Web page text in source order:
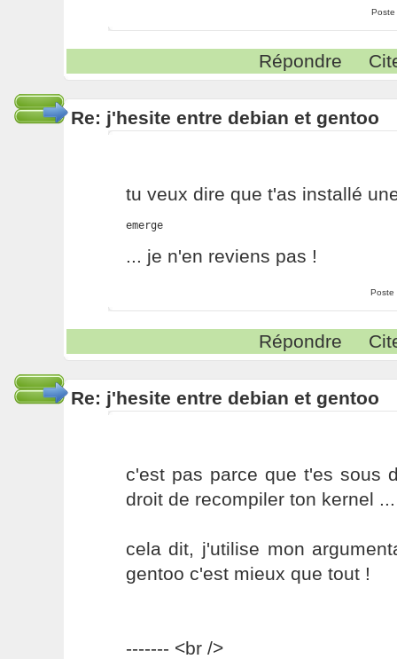
Poste
Répondre
Re: j'hesite entre debian et gentoo
tu veux dire que t'as installé
emerge
... je n'en reviens pas !
Poste
Répondre
Re: j'hesite entre debian et gentoo
c'est pas parce que t'es sous
droit de recompiler ton kernel ...
cela dit, j'utilise mon
gentoo c'est mieux que tout !
------- <br />